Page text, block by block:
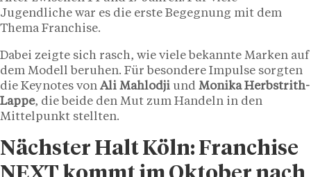
Jugendliche war es die erste Begegnung mit dem
Thema Franchise.
Dabei zeigte sich rasch, wie viele bekannte Marken auf
dem Modell beruhen. Für besondere Impulse sorgten
die Keynotes von Ali Mahlodji und Monika Herbstrith-
Lappe, die beide den Mut zum Handeln in den
Mittelpunkt stellten.
Nächster Halt Köln: Franchise